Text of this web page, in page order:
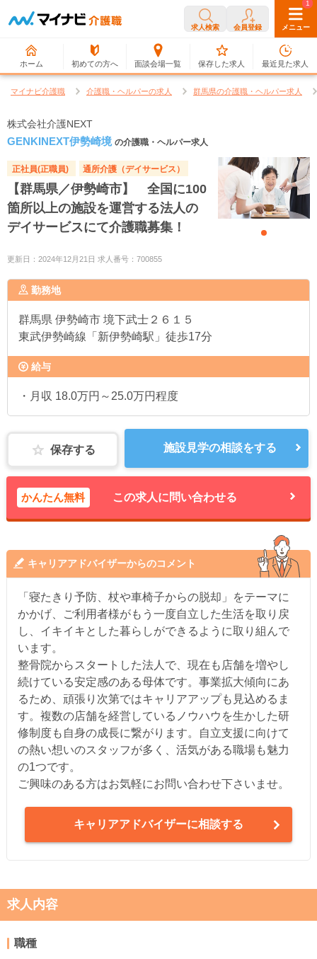
求人検索 会員登録 メニュー
ホーム 初めての方へ 面談会場一覧
0
保存した求人
1
最近見た求人
マイナビ介護職 介護職・ヘルパーの求人 群馬県の介護職・ヘルパー求人
株式会社介護NEXT
GENKINEXT伊勢崎境 の介護職・ヘルパー求人
正社員(正職員) 通所介護（デイサービス）
【群馬県／伊勢崎市】 全国に100
箇所以上の施設を運営する法人の
デイサービスにて介護職募集！
更新日：2024年12月21日 求人番号：700855
勤務地
群馬県 伊勢崎市 境下武士２６１５
東武伊勢崎線「新伊勢崎駅」徒歩17分
給与
・月収 18.0万円～25.0万円程度
保存する 施設見学の相談をする
かんたん無料 この求人に問い合わせる
キャリアアドバイザーからのコメント
「寝たきり予防、杖や車椅子からの脱却」をテーマに
かかげ、ご利用者様がもう一度自立した生活を取り戻
し、イキイキとした暮らしができるように取り組んで
います。
整骨院からスタートした法人で、現在も店舗を増やし
続けている安定感のある母体です。事業拡大傾向にあ
るため、頑張り次第ではキャリアアップも見込めるま
す。複数の店舗を経営しているノウハウを生かした研
修制度も自身の成長に繋がります。自立支援に向けて
の熱い想いのスタッフが多く、活気がある職場も魅力
の1つです。
ご興味のある方はお気軽にお問い合わせ下さいませ。
キャリアアドバイザーに相談する
求人内容
職種